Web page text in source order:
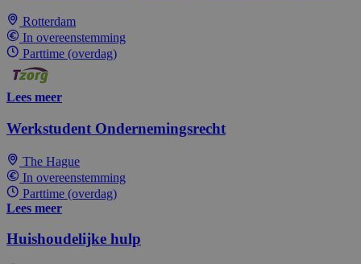
Rotterdam
In overeenstemming
Parttime (overdag)
Lees meer
Werkstudent Ondernemingsrecht
The Hague
In overeenstemming
Parttime (overdag)
Lees meer
Huishoudelijke hulp